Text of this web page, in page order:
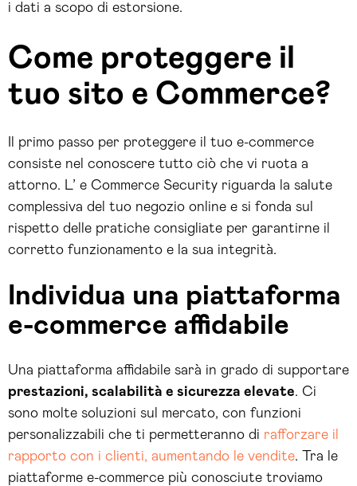
i dati a scopo di estorsione.
Come proteggere il
tuo sito e Commerce?
Il primo passo per proteggere il tuo e-commerce
consiste nel conoscere tutto ciò che vi ruota a
attorno. L’ e Commerce Security riguarda la salute
complessiva del tuo negozio online e si fonda sul
rispetto delle pratiche consigliate per garantirne il
corretto funzionamento e la sua integrità.
Individua una piattaforma
e-commerce affidabile
Una piattaforma affidabile sarà in grado di supportare
prestazioni, scalabilità e sicurezza elevate. Ci
sono molte soluzioni sul mercato, con funzioni
personalizzabili che ti permetteranno di rafforzare il
rapporto con i clienti, aumentando le vendite. Tra le
piattaforme e-commerce più conosciute troviamo